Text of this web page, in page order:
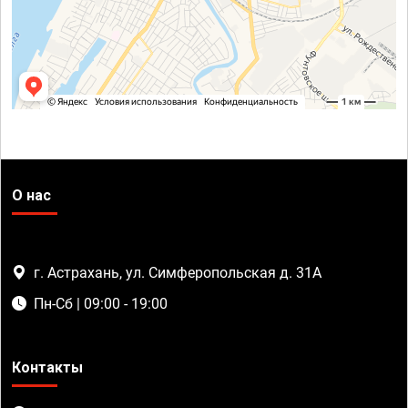
О нас
г. Астрахань, ул. Симферопольская д. 31А
Пн-Сб | 09:00 - 19:00
Контакты